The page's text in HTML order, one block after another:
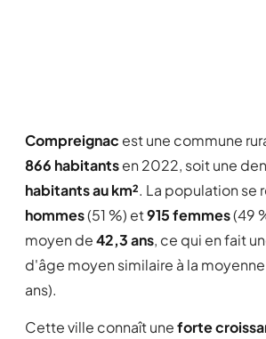
Compreignac est une commune
866 habitantsen 2022, soit une
habitants au km². La population se
hommes(51 %) et915 femmes(49
moyen de42,3 ans, ce qui en fait
d'âge moyen similaire à la
ans).
Cette ville connaît uneforte